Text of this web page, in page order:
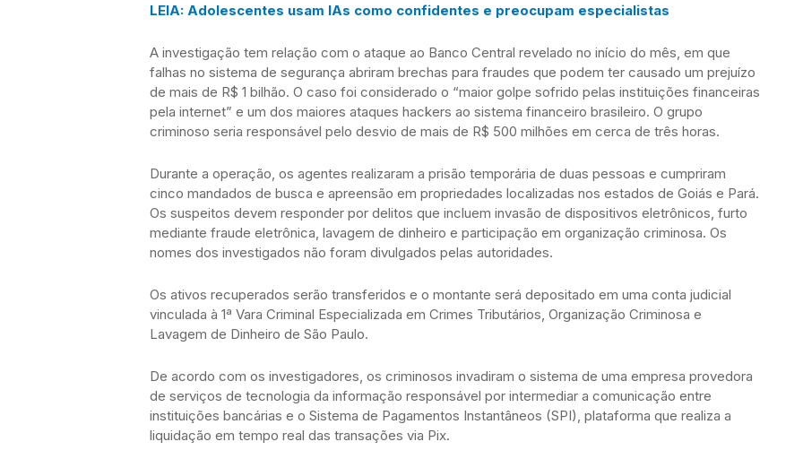
LEIA: Adolescentes usam IAs como confidentes e preocupam especialistas
A investigação tem relação com o ataque ao Banco Central revelado no início do mês, em que
falhas no sistema de segurança abriram brechas para fraudes que podem ter causado um prejuízo
de mais de R$ 1 bilhão. O caso foi considerado o “maior golpe sofrido pelas instituições financeiras
pela internet” e um dos maiores ataques hackers ao sistema financeiro brasileiro. O grupo
criminoso seria responsável pelo desvio de mais de R$ 500 milhões em cerca de três horas.
Durante a operação, os agentes realizaram a prisão temporária de duas pessoas e cumpriram
cinco mandados de busca e apreensão em propriedades localizadas nos estados de Goiás e Pará.
Os suspeitos devem responder por delitos que incluem invasão de dispositivos eletrônicos, furto
mediante fraude eletrônica, lavagem de dinheiro e participação em organização criminosa. Os
nomes dos investigados não foram divulgados pelas autoridades.
Os ativos recuperados serão transferidos e o montante será depositado em uma conta judicial
vinculada à 1ª Vara Criminal Especializada em Crimes Tributários, Organização Criminosa e
Lavagem de Dinheiro de São Paulo.
De acordo com os investigadores, os criminosos invadiram o sistema de uma empresa provedora
de serviços de tecnologia da informação responsável por intermediar a comunicação entre
instituições bancárias e o Sistema de Pagamentos Instantâneos (SPI), plataforma que realiza a
liquidação em tempo real das transações via Pix.